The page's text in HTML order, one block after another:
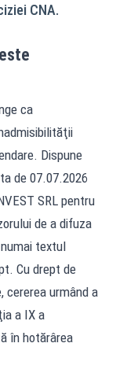
CNA.
ca
Dispune
de 07.07.2026
SRL pentru
de a difuza
textul
Cu drept de
cererea urmând a
a IX a
în hotărârea